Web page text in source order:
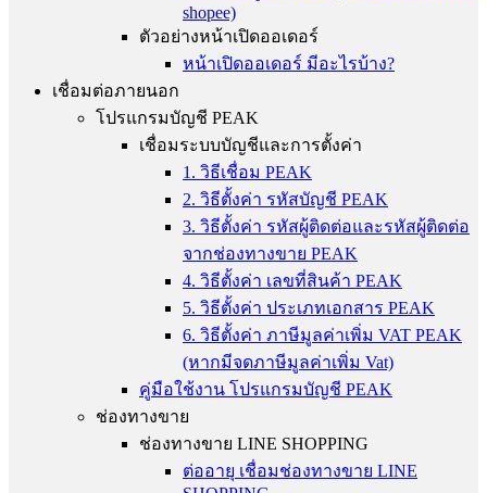
shopee)
ตัวอย่างหน้าเปิดออเดอร์
หน้าเปิดออเดอร์ มีอะไรบ้าง?
เชื่อมต่อภายนอก
โปรแกรมบัญชี PEAK
เชื่อมระบบบัญชีและการตั้งค่า
1. วิธีเชื่อม PEAK
2. วิธีตั้งค่า รหัสบัญชี PEAK
3. วิธีตั้งค่า รหัสผู้ติดต่อและรหัสผู้ติดต่อ
จากช่องทางขาย PEAK
4. วิธีตั้งค่า เลขที่สินค้า PEAK
5. วิธีตั้งค่า ประเภทเอกสาร PEAK
6. วิธีตั้งค่า ภาษีมูลค่าเพิ่ม VAT PEAK
(หากมีจดภาษีมูลค่าเพิ่ม Vat)
คู่มือใช้งาน โปรแกรมบัญชี PEAK
ช่องทางขาย
ช่องทางขาย LINE SHOPPING
ต่ออายุ เชื่อมช่องทางขาย LINE